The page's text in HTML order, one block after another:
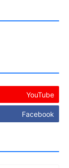
YouTube
Facebook